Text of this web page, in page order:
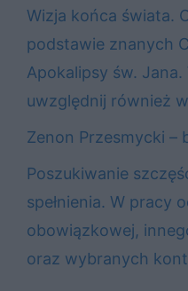
Wizja końca świata.
podstawie znanych
Apokalipsy św.
uwzględnij również
Zenon Przesmycki –
Poszukiwanie
spełnienia. W pracy
obowiązkowej,
oraz wybranych